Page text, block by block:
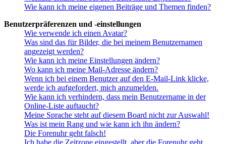
Wie kann ich meine eigenen Beiträge und Themen finden?
Benutzerpräferenzen und -einstellungen
Wie verwende ich einen Avatar?
Was sind das für Bilder, die bei meinem Benutzernamen
angezeigt werden?
Wie kann ich meine Einstellungen ändern?
Wo kann ich meine Mail-Adresse ändern?
Wenn ich bei einem Benutzer auf den E-Mail-Link klicke,
werde ich aufgefordert, mich anzumelden.
Wie kann ich verhindern, dass mein Benutzername in der
Online-Liste auftaucht?
Meine Sprache steht auf diesem Board nicht zur Auswahl!
Was ist mein Rang und wie kann ich ihn ändern?
Die Forenuhr geht falsch!
Ich habe die Zeitzone eingestellt, aber die Forenuhr geht